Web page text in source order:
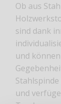
Ob aus
sind dank
und
und